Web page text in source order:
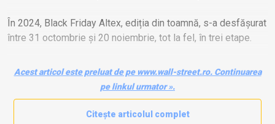
În 2024, Black Friday Altex, ediția din toamnă, s-a desfășurat
între 31 octombrie și 20 noiembrie, tot la fel, în trei etape.
Știre este în curs de actualizare. Urmăriți această pagină
Acest articol este preluat de pe www.wall-street.ro. Continuarea
pe linkul urmator ».
Citește articolul complet